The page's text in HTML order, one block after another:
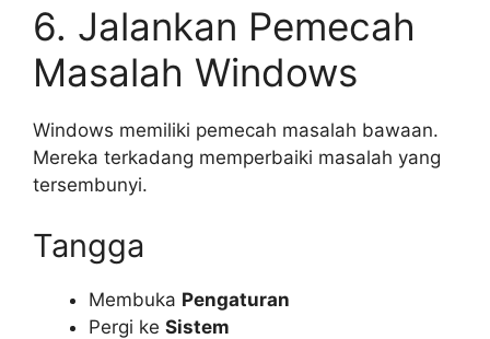
6. Jalankan Pemecah
Masalah Windows
Windows memiliki pemecah masalah bawaan.
Mereka terkadang memperbaiki masalah yang
tersembunyi.
Tangga
Membuka Pengaturan
Pergi ke Sistem